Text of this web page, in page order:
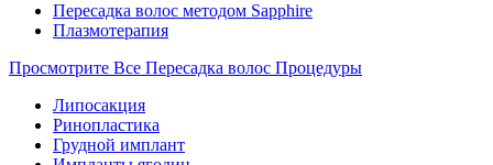
Пересадка волос методом Sapphire
Плазмотерапия
Просмотрите Все Пересадка волос Процедуры
Липосакция
Ринопластика
Грудной имплант